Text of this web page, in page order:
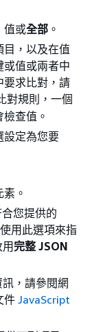
值或全部 。
目，以及在值
或值或兩者中
要求比對，請
對規則，一個
查值。
設定為您要
。
您提供的
用此選項來指
完整 JSON
，請參閱網
件 JavaScript